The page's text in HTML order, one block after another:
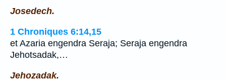
Josedech.
1 Chroniques 6:14,15
et Azaria engendra Seraja; Seraja engendra
Jehotsadak,…
Jehozadak.